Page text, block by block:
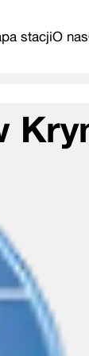
stacjiO nas